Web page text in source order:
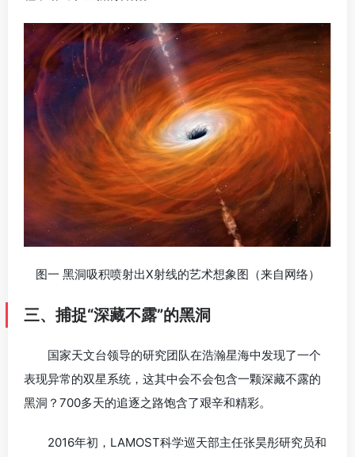
图一 黑洞吸积喷射出X射线的艺术想象图（来自网络）
三、捕捉“深藏不露”的黑洞
国家天文台领导的研究团队在浩瀚星海中发现了一个
表现异常的双星系统，这其中会不会包含一颗深藏不露的
黑洞？700多天的追逐之路饱含了艰辛和精彩。
2016年初，LAMOST科学巡天部主任张昊彤研究员和